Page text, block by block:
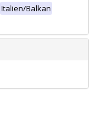
Italien/Balkan